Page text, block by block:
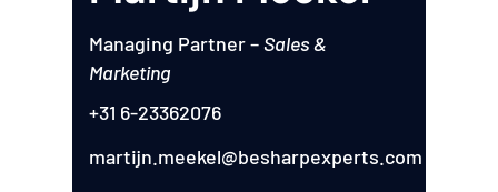
Managing Partner –Sales &
Marketing
+31 6-23362076
martijn.meekel@besharpexperts.com